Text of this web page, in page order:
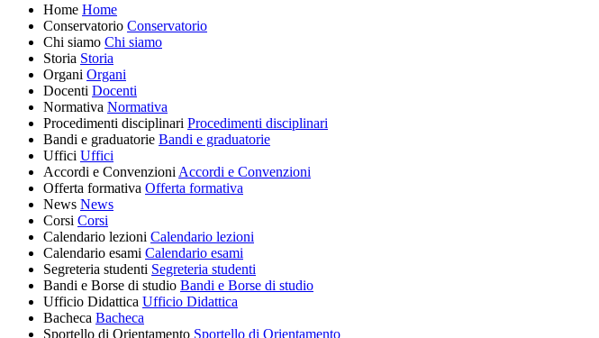
Home Home
Conservatorio Conservatorio
Chi siamo Chi siamo
Storia Storia
Organi Organi
Docenti Docenti
Normativa Normativa
Procedimenti disciplinari Procedimenti disciplinari
Bandi e graduatorie Bandi e graduatorie
Uffici Uffici
Accordi e Convenzioni Accordi e Convenzioni
Offerta formativa Offerta formativa
News News
Corsi Corsi
Calendario lezioni Calendario lezioni
Calendario esami Calendario esami
Segreteria studenti Segreteria studenti
Bandi e Borse di studio Bandi e Borse di studio
Ufficio Didattica Ufficio Didattica
Bacheca Bacheca
Sportello di Orientamento Sportello di Orientamento